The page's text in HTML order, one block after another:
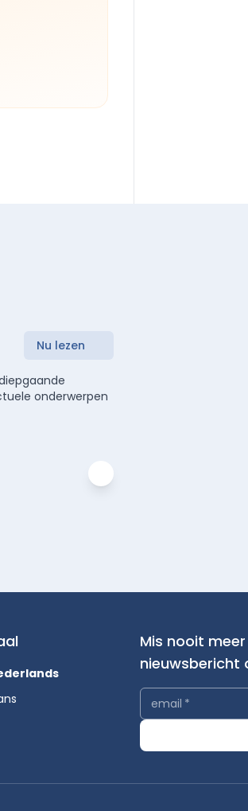
Nu lezen
onderwerpen
Mis nooit
nieuwsbericht
email *